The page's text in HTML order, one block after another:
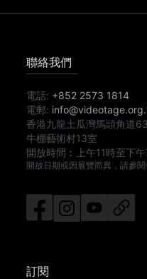
聯絡我們
電話: +852 2573 1814
電郵:
香港九龍土瓜灣馬頭角道
牛棚藝術村13室
開放時間︰
上午11時至下
開放日期或因展覽而異，請參
訂閱